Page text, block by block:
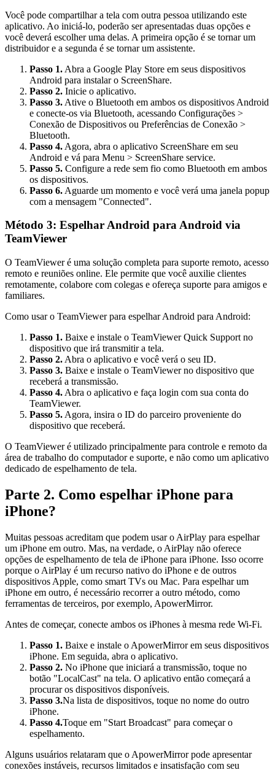
Você pode compartilhar a tela com outra pessoa utilizando este
aplicativo. Ao iniciá-lo, poderão ser apresentadas duas opções e
você deverá escolher uma delas. A primeira opção é se tornar um
distribuidor e a segunda é se tornar um assistente.
Passo 1. Abra a Google Play Store em seus dispositivos
Android para instalar o ScreenShare.
Passo 2. Inicie o aplicativo.
Passo 3. Ative o Bluetooth em ambos os dispositivos Android
e conecte-os via Bluetooth, acessando Configurações >
Conexão de Dispositivos ou Preferências de Conexão >
Bluetooth.
Passo 4. Agora, abra o aplicativo ScreenShare em seu
Android e vá para Menu > ScreenShare service.
Passo 5. Configure a rede sem fio como Bluetooth em ambos
os dispositivos.
Passo 6. Aguarde um momento e você verá uma janela popup
com a mensagem "Connected".
Método 3: Espelhar Android para Android via
TeamViewer
O TeamViewer é uma solução completa para suporte remoto, acesso
remoto e reuniões online. Ele permite que você auxilie clientes
remotamente, colabore com colegas e ofereça suporte para amigos e
familiares.
Como usar o TeamViewer para espelhar Android para Android:
Passo 1. Baixe e instale o TeamViewer Quick Support no
dispositivo que irá transmitir a tela.
Passo 2. Abra o aplicativo e você verá o seu ID.
Passo 3. Baixe e instale o TeamViewer no dispositivo que
receberá a transmissão.
Passo 4. Abra o aplicativo e faça login com sua conta do
TeamViewer.
Passo 5. Agora, insira o ID do parceiro proveniente do
dispositivo que receberá.
O TeamViewer é utilizado principalmente para controle e remoto da
área de trabalho do computador e suporte, e não como um aplicativo
dedicado de espelhamento de tela.
Parte 2. Como espelhar iPhone para
iPhone?
Muitas pessoas acreditam que podem usar o AirPlay para espelhar
um iPhone em outro. Mas, na verdade, o AirPlay não oferece
opções de espelhamento de tela de iPhone para iPhone. Isso ocorre
porque o AirPlay é um recurso nativo do iPhone e de outros
dispositivos Apple, como smart TVs ou Mac. Para espelhar um
iPhone em outro, é necessário recorrer a outro método, como
ferramentas de terceiros, por exemplo, ApowerMirror.
Antes de começar, conecte ambos os iPhones à mesma rede Wi‑Fi.
Passo 1. Baixe e instale o ApowerMirror em seus dispositivos
iPhone. Em seguida, abra o aplicativo.
Passo 2. No iPhone que iniciará a transmissão, toque no
botão "LocalCast" na tela. O aplicativo então começará a
procurar os dispositivos disponíveis.
Passo 3.Na lista de dispositivos, toque no nome do outro
iPhone.
Passo 4.Toque em "Start Broadcast" para começar o
espelhamento.
Alguns usuários relataram que o ApowerMirror pode apresentar
conexões instáveis, recursos limitados e insatisfação com seu